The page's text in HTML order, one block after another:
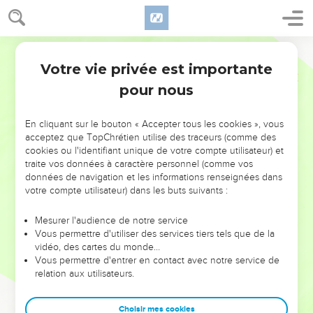
NE MANQUEZ PAS L’ÉVÉNEMENT
DE L’ANNÉE !
ET SI LEURS ERREURS POUVAIENT VOUS ÉVITER LES
VOTRES ?
leur foi ou leur vision. Mais on voit moins les doutes, les erreurs
et les saisons difficiles qu'ils ont traversés, alors même que ce
sont elles qui les ont façonnés.
Dans cette conférence, leaders, entrepreneurs, et responsables
clés pour avancer avec plus de sagesse afin que leurs erreurs
Votre vie privée est importante
pour nous
En cliquant sur le bouton « Accepter tous les cookies », vous
acceptez que TopChrétien utilise des traceurs (comme des
cookies ou l'identifiant unique de votre compte utilisateur) et
traite vos données à caractère personnel (comme vos
données de navigation et les informations renseignées dans
votre compte utilisateur) dans les buts suivants :
Mesurer l'audience de notre service
Vous permettre d'utiliser des services tiers tels que de la
vidéo, des cartes du monde…
Vous permettre d'entrer en contact avec notre service de
relation aux utilisateurs.
Choisir mes cookies